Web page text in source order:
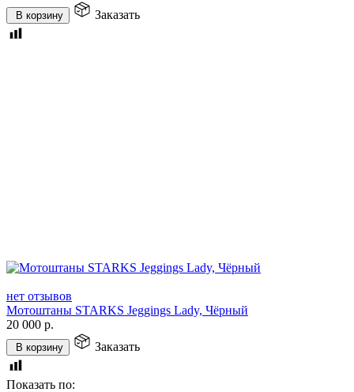
В корзину Заказать
нет отзывов
Мотоштаны STARKS Jeggings Lady, Чёрный
20 000 р.
В корзину Заказать
Показать по: